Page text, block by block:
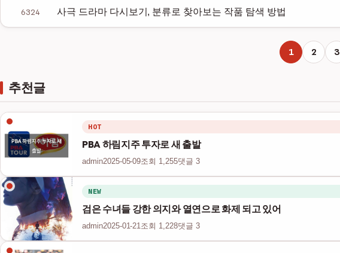
6324 사극 드라마 다시보기, 분류로 찾아보는 작품 탐색 방법
1 2 3
추천글
HOT
PBA 하림지주 투자로 새 출발
admin2025-05-09조회 1,255댓글 3
NEW
검은 수녀들 강한 의지와 열연으로 화제 되고 있어
admin2025-01-21조회 1,228댓글 3